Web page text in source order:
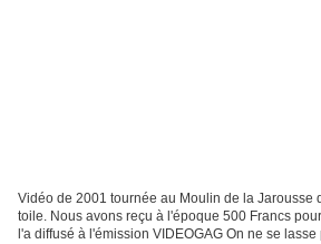
Vidéo de 2001 tournée au Moulin de la Jarousse
toile. Nous avons reçu à l'époque 500 Francs
l'a diffusé à l'émission VIDEOGAG On ne se